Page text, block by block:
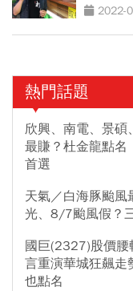
2022-
熱門話題
欣興、南電、景碩
最賺？杜金龍點名
首選
天氣／白海豚颱風
光、8/7颱風假？
國巨(2327)股價腰
言重演華城狂飆走
也點名